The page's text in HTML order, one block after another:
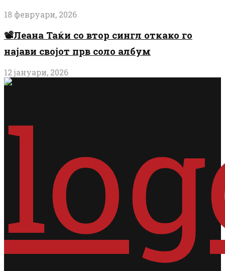
18 февруари, 2026
📽️Леана Таќи со втор сингл откако го
најави својот прв соло албум
12 јануари, 2026